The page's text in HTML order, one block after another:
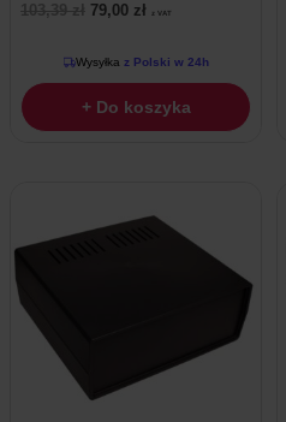
103,39zł Pierwotna
wynosiła:
103,39 zł.
79,00 zł Aktualna
wynosi:
79,00 zł.
z VAT
Wysyłka z Polski w 24h
+ Do koszyka